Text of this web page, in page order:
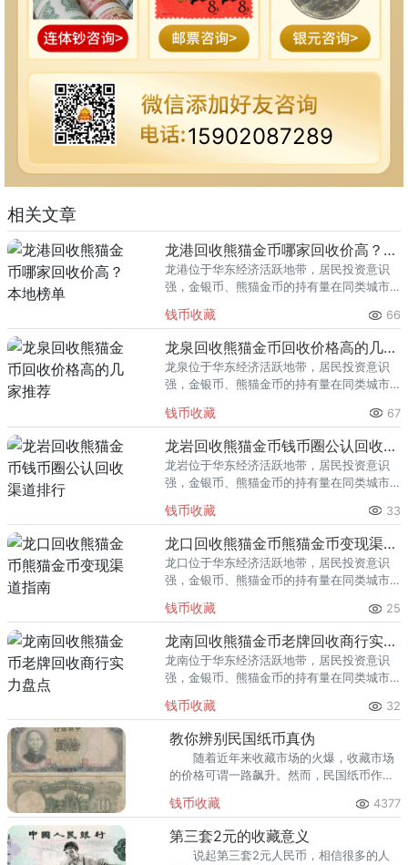
15902087289
相关文章
龙港回收熊猫金币哪家回收价高？本地榜单
龙港位于华东经济活跃地带，居民投资意识
强，金银币、熊猫金币的持有量在同类城市
熊猫金币的需求就明显升温，但鱼龙混杂的
回收渠道里，能精准识别版别溢
钱币收藏 66
龙泉回收熊猫金币回收价格高的几家推荐
龙泉位于华东经济活跃地带，居民投资意识
强，金银币、熊猫金币的持有量在同类城市
熊猫金币的需求就明显升温，但鱼龙混杂的
回收渠道里，能精准识别版别溢
钱币收藏 67
龙岩回收熊猫金币钱币圈公认回收渠道排行
龙岩位于华东经济活跃地带，居民投资意识
强，金银币、熊猫金币的持有量在同类城市
熊猫金币的需求就明显升温，但鱼龙混杂的
回收渠道里，能精准识别版别溢
钱币收藏 33
龙口回收熊猫金币熊猫金币变现渠道指南
龙口位于华东经济活跃地带，居民投资意识
强，金银币、熊猫金币的持有量在同类城市
熊猫金币的需求就明显升温，但鱼龙混杂的
回收渠道里，能精准识别版别溢
钱币收藏 25
龙南回收熊猫金币老牌回收商行实力盘点
龙南位于华东经济活跃地带，居民投资意识
强，金银币、熊猫金币的持有量在同类城市
熊猫金币的需求就明显升温，但鱼龙混杂的
回收渠道里，能精准识别版别溢
钱币收藏 32
教你辨别民国纸币真伪
随着近年来收藏市场的火爆，收藏市场
的价格可谓一路飙升。然而，民国纸币作为
格自不必多说。
钱币收藏 4377
第三套2元的收藏意义
说起第三套2元人民币，相信很多的人